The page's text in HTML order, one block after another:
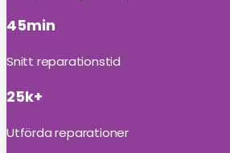
45min
Snitt reparationstid
25k+
Utförda reparationer